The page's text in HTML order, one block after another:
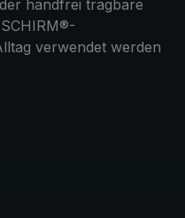
handfrei tragbare
verwendet werden